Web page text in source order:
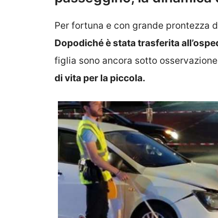
Per fortuna e con grande prontezza
Dopodiché è stata trasferita
figlia sono ancora sotto
di vita per la piccola.